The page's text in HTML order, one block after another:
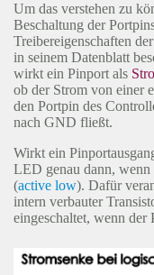
Um das verstehen zu
Beschaltung der
Treibereigenschaften
in seinem Datenblatt
wirkt ein Pinport als
ob der Strom von einer
den Portpin des
nach GND fließt.
Wirkt ein
LED genau dann,
(active low). Dafür
intern verbauter
eingeschaltet, wenn